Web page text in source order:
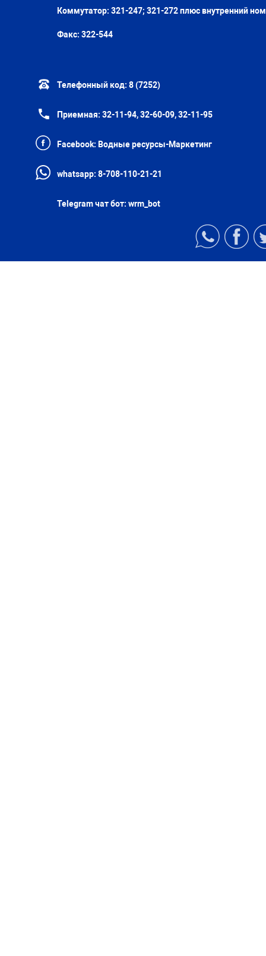
Коммутатор: 321-247; 321-272 плюс внутренний
Факс: 322-544
Телефонный код: 8 (7252)
Приемная: 32-11-94, 32-60-09, 32-11-95
Facebook: Водные ресурсы-Маркетинг
whatsapp: 8-708-110-21-21
Telegram чат бот: wrm_bot